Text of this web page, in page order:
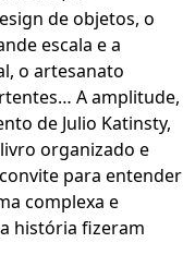
de objetos, o
escala e a
o artesanato
A amplitude,
de Julio Katinsty,
organizado e
para entender
complexa e
história fizeram